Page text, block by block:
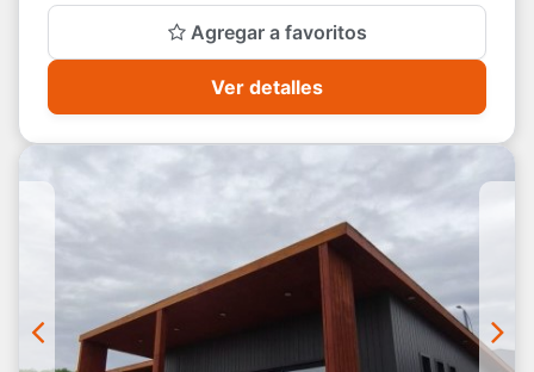
Agregar a favoritos
Ver detalles